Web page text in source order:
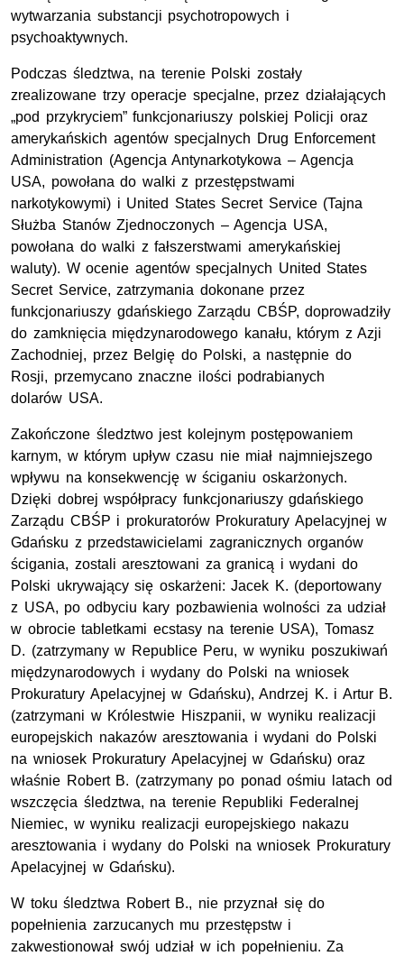
wytwarzania substancji psychotropowych i
psychoaktywnych.
Podczas śledztwa, na terenie Polski zostały
zrealizowane trzy operacje specjalne, przez działających
„pod przykryciem” funkcjonariuszy polskiej Policji oraz
amerykańskich agentów specjalnych Drug Enforcement
Administration (Agencja Antynarkotykowa – Agencja
USA, powołana do walki z przestępstwami
narkotykowymi) i United States Secret Service (Tajna
Służba Stanów Zjednoczonych – Agencja USA,
powołana do walki z fałszerstwami amerykańskiej
waluty). W ocenie agentów specjalnych United States
Secret Service, zatrzymania dokonane przez
funkcjonariuszy gdańskiego Zarządu CBŚP, doprowadziły
do zamknięcia międzynarodowego kanału, którym z Azji
Zachodniej, przez Belgię do Polski, a następnie do
Rosji, przemycano znaczne ilości podrabianych
dolarów USA.
Zakończone śledztwo jest kolejnym postępowaniem
karnym, w którym upływ czasu nie miał najmniejszego
wpływu na konsekwencję w ściganiu oskarżonych.
Dzięki dobrej współpracy funkcjonariuszy gdańskiego
Zarządu CBŚP i prokuratorów Prokuratury Apelacyjnej w
Gdańsku z przedstawicielami zagranicznych organów
ścigania, zostali aresztowani za granicą i wydani do
Polski ukrywający się oskarżeni: Jacek K. (deportowany
z USA, po odbyciu kary pozbawienia wolności za udział
w obrocie tabletkami ecstasy na terenie USA), Tomasz
D. (zatrzymany w Republice Peru, w wyniku poszukiwań
międzynarodowych i wydany do Polski na wniosek
Prokuratury Apelacyjnej w Gdańsku), Andrzej K. i Artur B.
(zatrzymani w Królestwie Hiszpanii, w wyniku realizacji
europejskich nakazów aresztowania i wydani do Polski
na wniosek Prokuratury Apelacyjnej w Gdańsku) oraz
właśnie Robert B. (zatrzymany po ponad ośmiu latach od
wszczęcia śledztwa, na terenie Republiki Federalnej
Niemiec, w wyniku realizacji europejskiego nakazu
aresztowania i wydany do Polski na wniosek Prokuratury
Apelacyjnej w Gdańsku).
W toku śledztwa Robert B., nie przyznał się do
popełnienia zarzucanych mu przestępstw i
zakwestionował swój udział w ich popełnieniu. Za